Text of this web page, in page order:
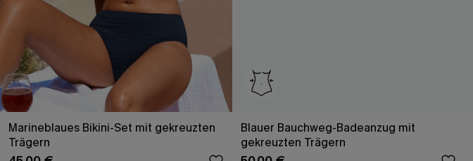
Marineblaues Bikini-Set mit gekreuzten
Trägern
Blauer Bauchweg-Badeanzug mit
gekreuzten Trägern